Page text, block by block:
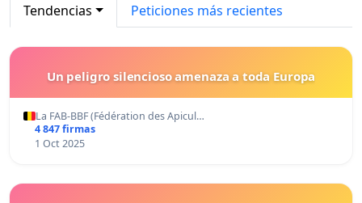
Tendencias Peticiones más recientes
Un peligro silencioso amenaza a toda Europa
La FAB-BBF (Fédération des Apicul…
4 847 firmas
1 Oct 2025